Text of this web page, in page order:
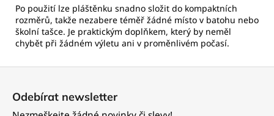
Po použití lze pláštěnku snadno složit do kompaktních
rozměrů, takže nezabere téměř žádné místo v batohu nebo
školní tašce. Je praktickým doplňkem, který by neměl
chybět při žádném výletu ani v proměnlivém počasí.
Odebírat newsletter